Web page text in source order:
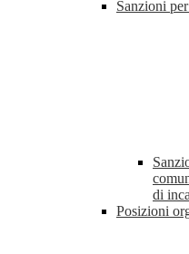
Sanzioni
di
Posizioni